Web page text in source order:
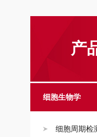
产
细胞生物学
细胞周期检